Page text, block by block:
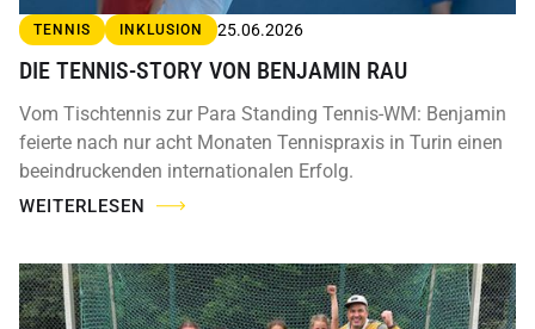
TENNIS INKLUSION 25.06.2026
DIE TENNIS-STORY VON BENJAMIN RAU
Vom Tischtennis zur Para Standing Tennis-WM: Benjamin
feierte nach nur acht Monaten Tennispraxis in Turin einen
beeindruckenden internationalen Erfolg.
WEITERLESEN